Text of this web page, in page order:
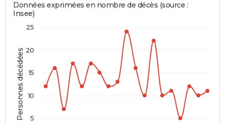
Personnes décédées
Données exprimées en nombre de décès (source :
Insee)
5
10
15
20
25